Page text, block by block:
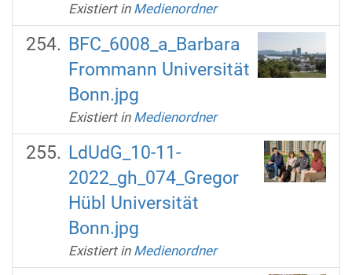
Existiert in Medienordner
BFC_6008_a_Barbara
Frommann Universität
Bonn.jpg
Existiert in Medienordner
LdUdG_10-11-
2022_gh_074_Gregor
Hübl Universität
Bonn.jpg
Existiert in Medienordner